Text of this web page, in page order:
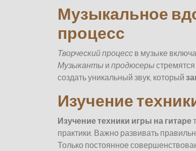
Музыкальное
процесс
Творческий процесс в музыке
Музыканты и продюсеры
создать уникальный звук, который
Изучение
Изучение техники игры на гитаре
практики. Важно развивать
Только постоянное